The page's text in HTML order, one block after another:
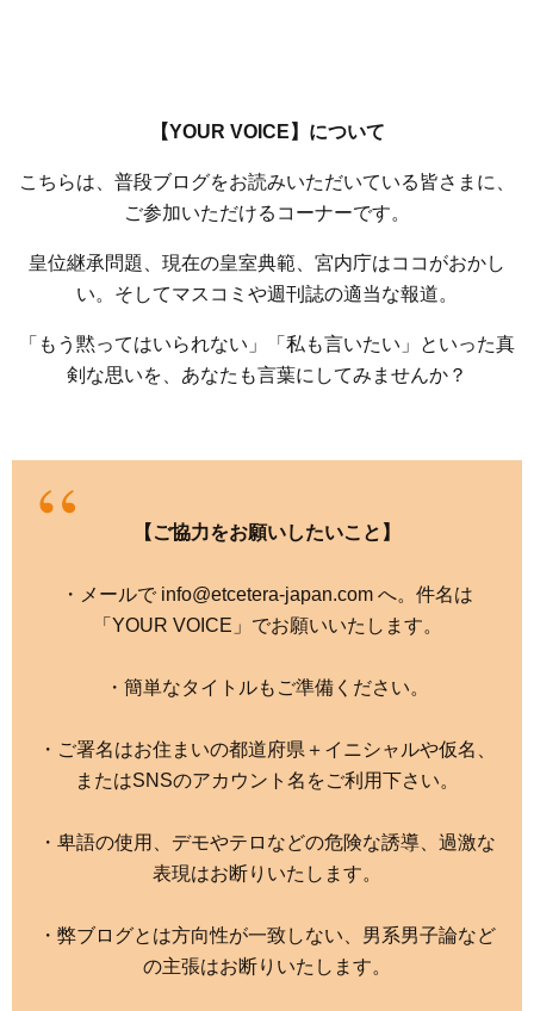
【YOUR VOICE】について
こちらは、普段ブログをお読みいただいている皆さまに、
ご参加いただけるコーナーです。
皇位継承問題、現在の皇室典範、宮内庁はココがおかし
い。そしてマスコミや週刊誌の適当な報道。
「もう黙ってはいられない」「私も言いたい」といった真
剣な思いを、あなたも言葉にしてみませんか？
【ご協力をお願いしたいこと】
・メールで info@etcetera-japan.com へ。件名は
「YOUR VOICE」でお願いいたします。
・簡単なタイトルもご準備ください。
・ご署名はお住まいの都道府県＋イニシャルや仮名、
またはSNSのアカウント名をご利用下さい。
・卑語の使用、デモやテロなどの危険な誘導、過激な
表現はお断りいたします。
・弊ブログとは方向性が一致しない、男系男子論など
の主張はお断りいたします。